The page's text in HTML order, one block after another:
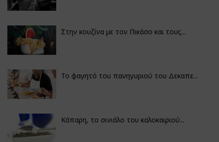
Στην κουζίνα με τον Πικάσο και τους...
Το φαγητό του πανηγυριού του Δεκαπε...
Κάπαρη, το σινιάλο του καλοκαιριού...